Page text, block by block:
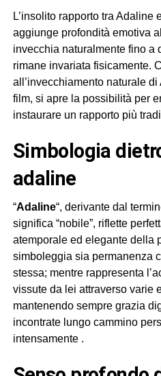
L’insolito rapporto tra Adaline
aggiunge profondità emotiva
invecchia naturalmente fino a
rimane invariata fisicamente.
all’invecchiamento naturale
film, si apre la possibilità per
instaurare un rapporto più
simbologia dietro il nome
adaline
“Adaline“, derivante dal
significa “nobile”, riflette
atemporale ed elegante della
simboleggia sia permanenza
stessa; mentre rappresenta
vissute da lei attraverso varie
mantenendo sempre grazia
incontrate lungo cammino
intensamente .